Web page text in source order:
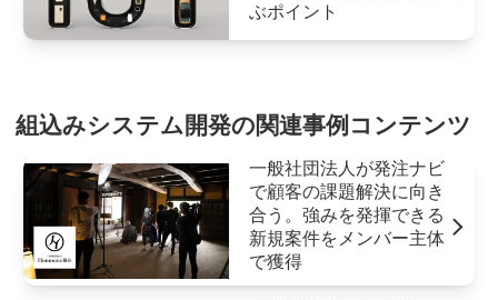
ぶポイント
組込みシステム開発の関連事例コンテンツ
一般社団法人が発注ナビ
で顧客の課題解決に向き
合う。強みを発揮できる
新規案件をメンバー主体
で獲得